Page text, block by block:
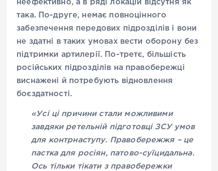
неефективно, а в ряді локацій відсутня як
така. По-друге, немає повноцінного
забезпечення передових підрозділів і вони
не здатні в таких умовах вести оборону без
підтримки артилерії. По-третє, більшість
російських підрозділів на правобережці
виснажені й потребують відновлення
боєздатності.
«Усі ці причини стали можливими
завдяки ретельній підготовці ЗСУ умов
для контрнаступу. Правобережжя – це
пастка для росіян, патово-суїцидальна.
Ось тільки тікати з правобережки